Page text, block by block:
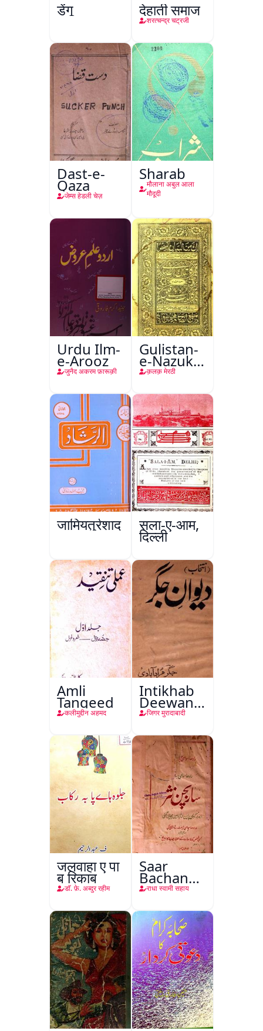
डेंगू देहाती समाज
शरत्चन्द्र चट्रजी
Dast-e-
Qaza
जेम्स हेडली चेज़
Sharab
मौलाना अबुल आला
मौदूदी
Urdu Ilm-
e-Arooz
जुनैद अकरम फ़ारूक़ी
Gulistan-
e-Nazuk
Khayal
क़लक़ मेरठी
जामियतुर्रशाद सला-ए-आम,
दिल्ली
Amli
Tanqeed
कलीमुद्दीन अहमद
Intikhab
Deewan-
e-Jigar
जिगर मुरादाबादी
जलवाहा ए पा
ब रिकाब
डाॅ. फ़े. अब्दुर रहीम
Saar
Bachan
Nasr
राधा स्वामी सहाय